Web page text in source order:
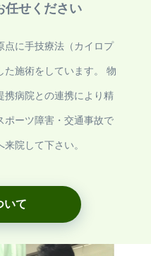
任せください
点に手技療法（カイロプ
た施術をしています。 物
携病院との連携により精
ポーツ障害・交通事故で
院して下さい。
いて